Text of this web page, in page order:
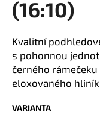
(16:10)
Kvalitní
s pohonnou
černého
eloxovaného
VARIANTA
a
í
t
?